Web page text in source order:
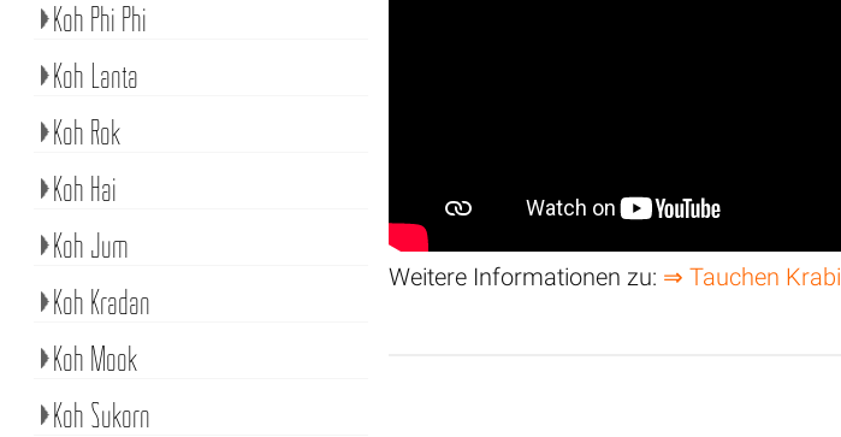
Weitere Informationen zu: ⇒ Tauchen Krabi
Koh Phi Phi
Koh Lanta
Koh Rok
Koh Hai
Koh Jum
Koh Kradan
Koh Mook
Koh Sukorn